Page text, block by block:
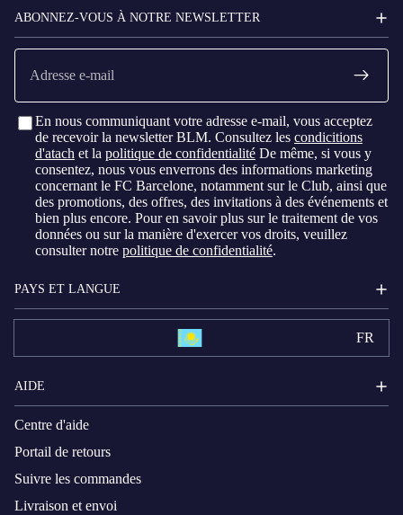
ABONNEZ-VOUS À NOTRE NEWSLETTER
E-
mail
En nous communiquant votre adresse e-mail, vous acceptez
de recevoir la newsletter BLM. Consultez les condicitions
d'atach et la politique de confidentialité De même, si vous y
consentez, nous vous enverrons des informations marketing
concernant le FC Barcelone, notamment sur le Club, ainsi que
des promotions, des offres, des invitations à des événements et
bien plus encore. Pour en savoir plus sur le traitement de vos
données ou sur la manière d'exercer vos droits, veuillez
consulter notre politique de confidentialité.
PAYS ET LANGUE
FR
AIDE
Centre d'aide
Portail de retours
Suivre les commandes
Livraison et envoi